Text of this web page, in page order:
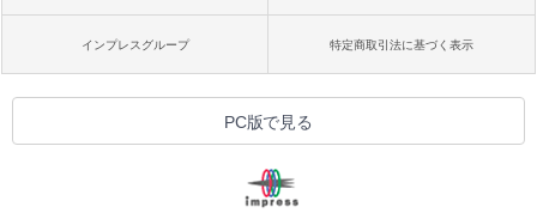
インプレスグループ 特定商取引法に基づく表示
PC版で見る